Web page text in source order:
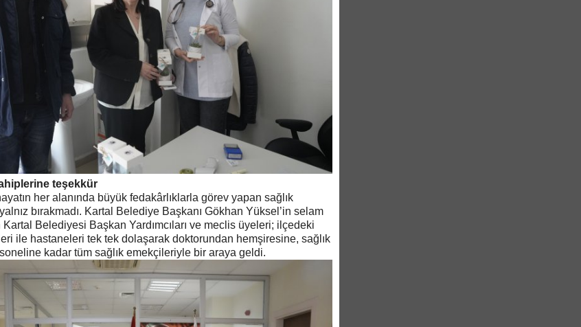
teşekkür
her alanında büyük fedakârlıklarla görev yapan sağlık
bırakmadı. Kartal Belediye Başkanı Gökhan Yüksel’in selam
Belediyesi Başkan Yardımcıları ve meclis üyeleri; ilçedeki
ile hastaneleri tek tek dolaşarak doktorundan hemşiresine, sağlık
kadar tüm sağlık emekçileriyle bir araya geldi.